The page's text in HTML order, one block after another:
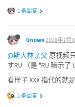
1 条回复
Unown 2018年7月
@斯大林亲父 原视频
すRU （是 "RU 暗示了
看样子 XXX 指代的就
1 条回复